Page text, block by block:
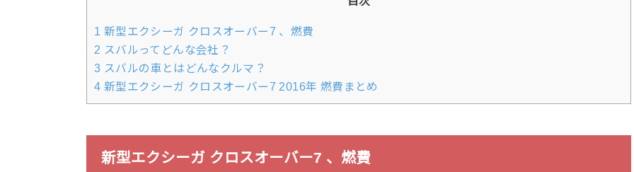
1 新型エクシーガ クロスオーバー7 、燃費
2 スバルってどんな会社？
3 スバルの車とはどんなクルマ？
4 新型エクシーガ クロスオーバー7 2016年 燃費まとめ
新型エクシーガ クロスオーバー7 、燃費